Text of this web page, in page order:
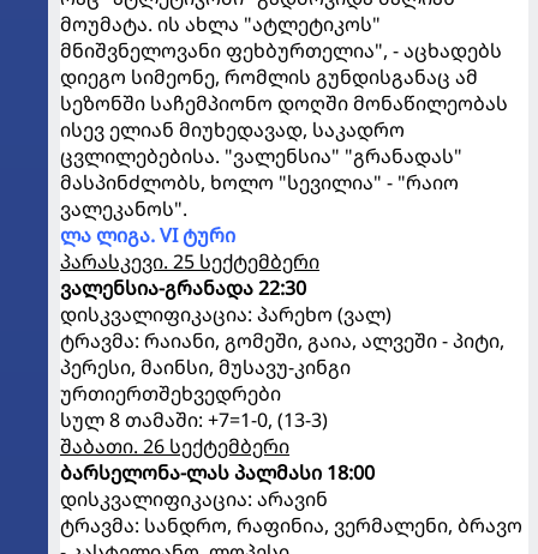
მოუმატა. ის ახლა "ატლეტიკოს"
მნიშვნელოვანი ფეხბურთელია", - აცხადებს
დიეგო სიმეონე, რომლის გუნდისგანაც ამ
სეზონში საჩემპიონო დოღში მონაწილეობას
ისევ ელიან მიუხედავად, საკადრო
ცვლილებებისა. "ვალენსია" "გრანადას"
მასპინძლობს, ხოლო "სევილია" - "რაიო
ვალეკანოს".
ლა ლიგა. VI ტური
პარასკევი. 25 სექტემბერი
ვალენსია-გრანადა 22:30
დისკვალიფიკაცია: პარეხო (ვალ)
ტრავმა: რაიანი, გომეში, გაია, ალვეში - პიტი,
პერესი, მაინსი, მუსავუ-კინგი
ურთიერთშეხვედრები
სულ 8 თამაში: +7=1-0, (13-3)
შაბათი. 26 სექტემბერი
ბარსელონა-ლას პალმასი 18:00
დისკვალიფიკაცია: არავინ
ტრავმა: სანდრო, რაფინია, ვერმალენი, ბრავო